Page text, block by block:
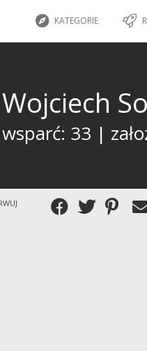
KATEGORIE
Wojciech
wsparć: 33 |